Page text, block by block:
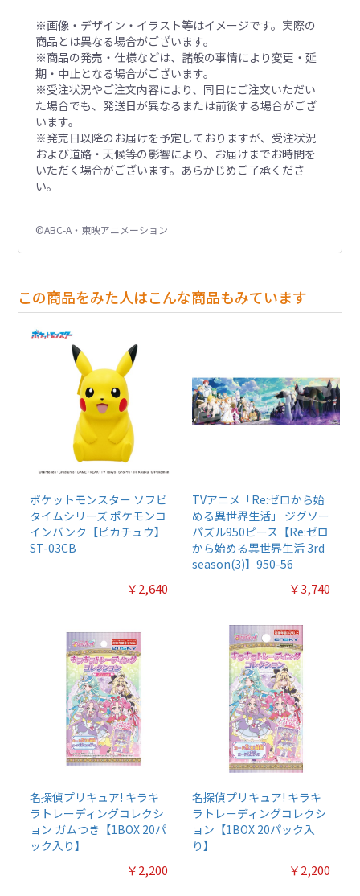
※画像・デザイン・イラスト等はイメージです。実際の
商品とは異なる場合がございます。
※商品の発売・仕様などは、諸般の事情により変更・延
期・中止となる場合がございます。
※受注状況やご注文内容により、同日にご注文いただい
た場合でも、発送日が異なるまたは前後する場合がござ
います。
※発売日以降のお届けを予定しておりますが、受注状況
および道路・天候等の影響により、お届けまでお時間を
いただく場合がございます。あらかじめご了承くださ
い。
©ABC-A・東映アニメーション
この商品をみた人はこんな商品もみています
ポケットモンスター ソフビ
タイムシリーズ ポケモンコ
インバンク【ピカチュウ】
ST-03CB
￥2,640
TVアニメ「Re:ゼロから始
める異世界生活」 ジグソー
パズル950ピース【Re:ゼロ
から始める異世界生活 3rd
season(3)】950-56
￥3,740
名探偵プリキュア! キラキ
ラトレーディングコレクシ
ョン ガムつき【1BOX 20パ
ック入り】
￥2,200
名探偵プリキュア! キラキ
ラトレーディングコレクシ
ョン【1BOX 20パック入
り】
￥2,200